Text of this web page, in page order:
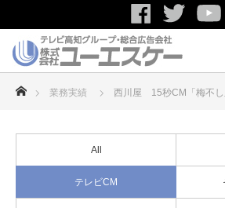
ホーム
業務実績 西川屋 15秒CM「梅不し
All
テレビCM